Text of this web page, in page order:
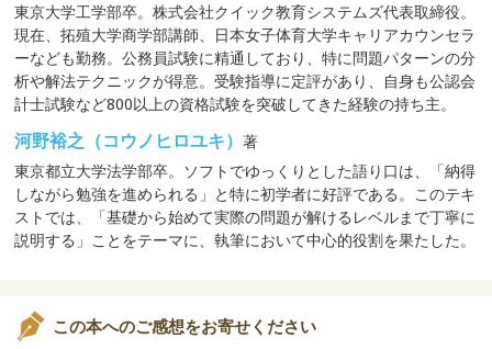
東京大学工学部卒。株式会社クイック教育システムズ代表取締役。
現在、拓殖大学商学部講師、日本女子体育大学キャリアカウンセラ
ーなども勤務。公務員試験に精通しており、特に問題パターンの分
析や解法テクニックが得意。受験指導に定評があり、自身も公認会
計士試験など800以上の資格試験を突破してきた経験の持ち主。
河野裕之（コウノヒロユキ）著
東京都立大学法学部卒。ソフトでゆっくりとした語り口は、「納得
しながら勉強を進められる」と特に初学者に好評である。このテキ
ストでは、「基礎から始めて実際の問題が解けるレベルまで丁寧に
説明する」ことをテーマに、執筆において中心的役割を果たした。
この本へのご感想をお寄せください